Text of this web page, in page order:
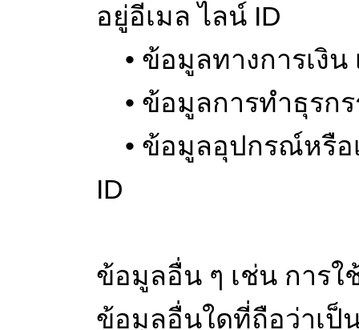
อยู่อีเมล ไลน์ ID
• ข้อมูลทางการเงิน
• ข้อมูลการทำธุรกร
• ข้อมูลอุปกรณ์หรือเ
ID
ข้อมูลอื่น ๆ เช่น การใ
ข้อมูลอื่นใดที่ถือว่าเ